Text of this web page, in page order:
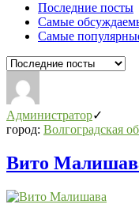
Последние посты
Самые
Самые
Администратор
город: Волгоградская
Вито